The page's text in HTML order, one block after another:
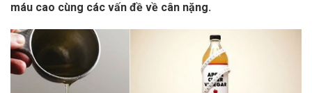
máu cao cùng các vấn đề về cân nặng.